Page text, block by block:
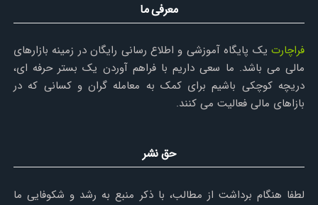
معرفی ما
فراچارتیک پایگاه آموزشی و اطلاع رسانی رایگان در زمینه بازارهای
مالی می باشد. ما سعی داریم با فراهم آوردن یک بستر حرفه ای،
دریچه کوچکی باشیم برای کمک به معامله گران و کسانی که در
بازاهای مالی فعالیت می کنند.
حق نشر
لطفا هنگام برداشت از مطالب، با ذکر منبع به رشد و شکوفایی ما